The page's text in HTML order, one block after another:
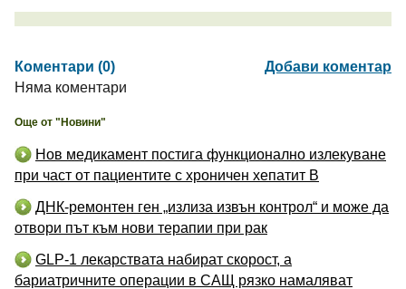
Коментари (0)
Добави коментар
Няма коментари
Още от "Новини"
Нов медикамент постига функционално излекуване
при част от пациентите с хроничен хепатит B
ДНК-ремонтен ген „излиза извън контрол“ и може да
отвори път към нови терапии при рак
GLP-1 лекарствата набират скорост, а
бариатричните операции в САЩ рязко намаляват